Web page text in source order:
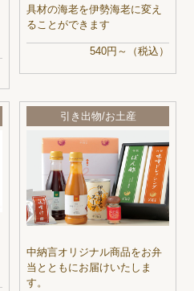
具材の海老を伊勢海老に変え
ることができます
540円～（税込）
引き出物/お土産
中納言オリジナル商品をお弁
当とともにお届けいたしま
す。